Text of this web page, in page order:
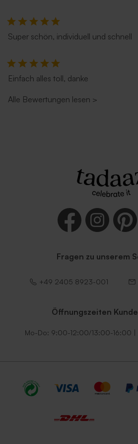
Bonbon-Wrap aus Tetra
Baumwolle | dusty rose
Super schön, individuell und schnell
Einfach alles toll, danke
Alle Bewertungen lesen >
Fragen zu unserem
+49 2405 8923-001
Öffnungszeiten
Mo-Do: 9:00-12:00/13:00-16:00 |